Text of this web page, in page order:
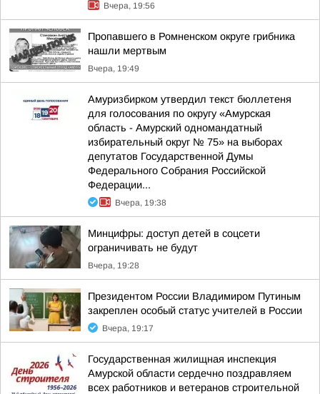
Вчера, 19:56
Пропавшего в Ромненском округе грибника
нашли мертвым
Вчера, 19:49
Амуризбирком утвердил текст бюллетеня
для голосования по округу «Амурская
область - Амурский одномандатный
избирательный округ № 75» на выборах
депутатов Государственной Думы
Федерального Собрания Российской
Федерации...
Вчера, 19:38
Минцифры: доступ детей в соцсети
ограничивать не будут
Вчера, 19:28
Президентом России Владимиром Путиным
закреплен особый статус учителей в России
Вчера, 19:17
Государственная жилищная инспекция
Амурской области сердечно поздравляем
всех работников и ветеранов строительной